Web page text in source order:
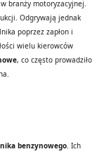
branży motoryzacyjnej.
Odgrywają jednak
poprzez zapłon i
wielu kierowców
, co często prowadziło
benzynowego. Ich